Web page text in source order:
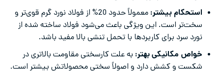
استحکام بیشتر:
معمولاً حدود 20% از فولاد نورد گرم قوی‌تر و
سخت‌تر است. این ویژگی باعث می‌شود فولاد ساخته شده از
نورد سرد برای کاربردها با تحمل تنشی بالا مفید باشد.
خواص مکانیکی بهتر: به علت کارسختی مقاومت بالاتری در
شکست و کشش دارد و اصولاً سختی محصولاتش بیشتر است.